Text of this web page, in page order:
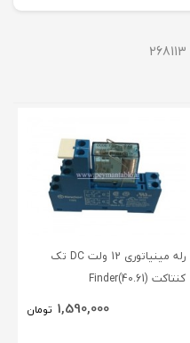
268113
رله مینیاتوری 12 ولت DC تک
کنتاکت (40.61)Finder
1,590,000 تومان